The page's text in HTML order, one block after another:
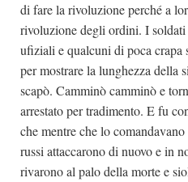
di fare la rivoluzione perché a
rivoluzione degli ordini. I
ufiziali e qualcuni di poca crapa
per mostrare la lunghezza della
scapò. Camminò camminò e
arrestato per tradimento. E fu
che mentre che lo
russi attaccarono di nuovo e in
rivarono al palo della morte e